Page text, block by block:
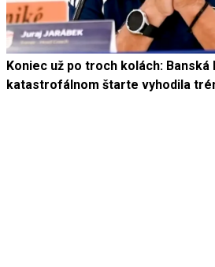
Koniec už po troch kolách: Banská
katastrofálnom štarte vyhodila